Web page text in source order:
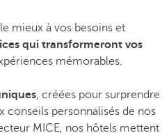
mieux à vos besoins et
qui transformeront vos
mémorables.
, créées pour surprendre
conseils personnalisés de nos
MICE, nos hôtels mettent